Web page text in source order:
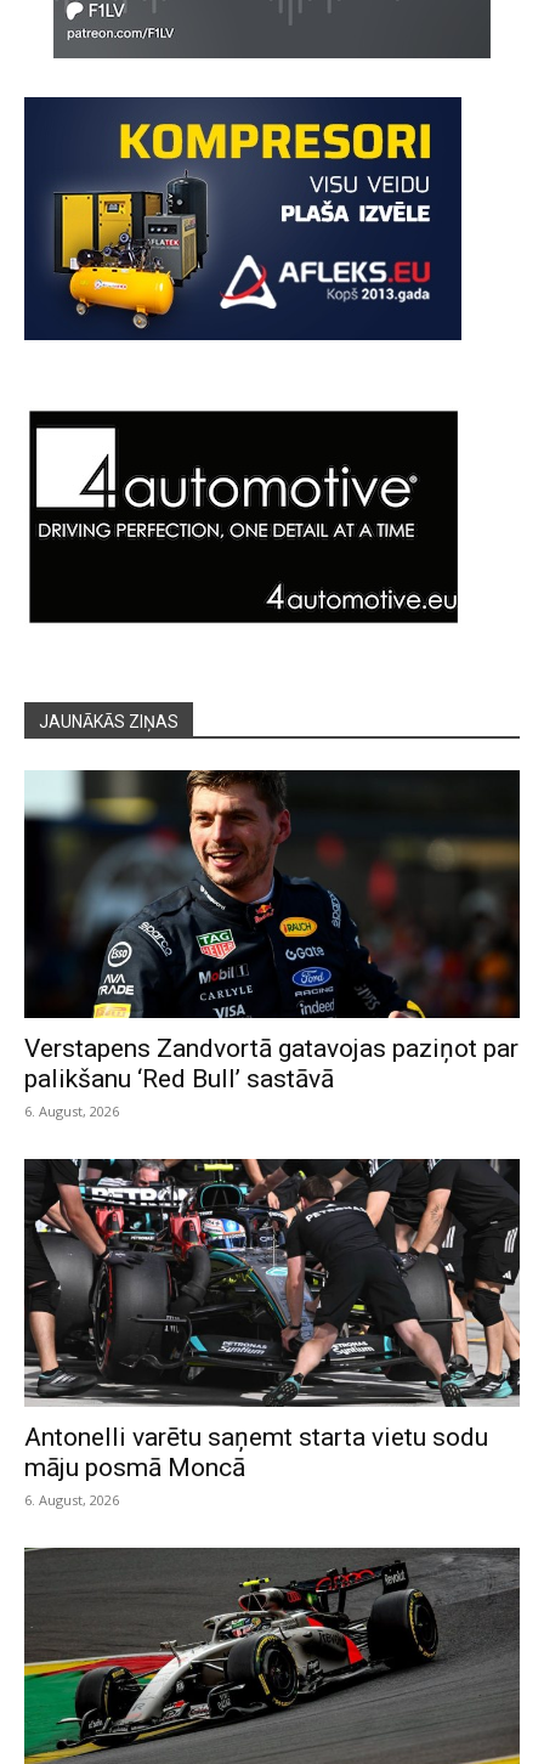
JAUNĀKĀS ZIŅAS
Verstapens Zandvortā gatavojas paziņot par
palikšanu ‘Red Bull’ sastāvā
6. August, 2026
Antonelli varētu saņemt starta vietu sodu
māju posmā Moncā
6. August, 2026